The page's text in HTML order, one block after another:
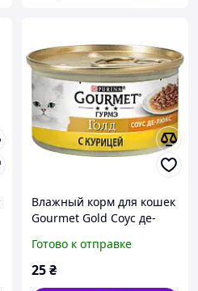
Влажный корм для кошек
Gourmet Gold Соус де-
консервы для кошек
Готово к отправке
25₴